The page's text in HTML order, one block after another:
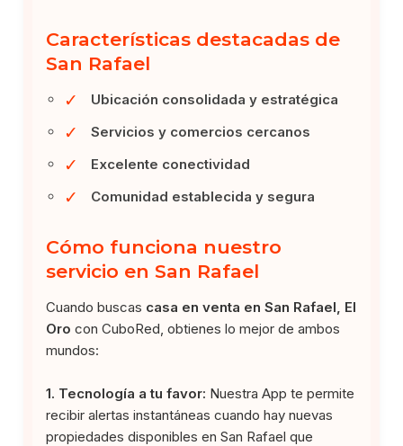
Características destacadas de
San Rafael
✓ Ubicación consolidada y estratégica
✓ Servicios y comercios cercanos
✓ Excelente conectividad
✓ Comunidad establecida y segura
Cómo funciona nuestro
servicio en San Rafael
Cuando buscas casa en venta en San Rafael, El
Oro con CuboRed, obtienes lo mejor de ambos
mundos:
1. Tecnología a tu favor: Nuestra App te permite
recibir alertas instantáneas cuando hay nuevas
propiedades disponibles en San Rafael que